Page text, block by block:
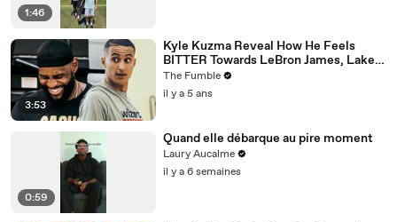
1:46
3:53
Kyle Kuzma Reveal How He Feels
BITTER Towards LeBron James, Lakers
After Getting Traded To Wizards
The Fumble
il y a 5 ans
0:59
Quand elle débarque au pire moment
Laury Aucalme
il y a 6 semaines